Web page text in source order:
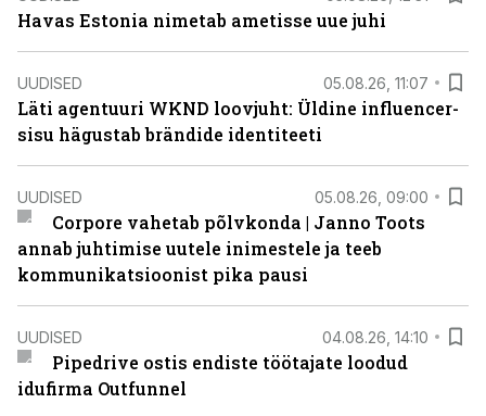
Havas Estonia nimetab ametisse uue juhi
UUDISED 05.08.26, 11:07
Läti agentuuri WKND loovjuht: Üldine influencer-
sisu hägustab brändide identiteeti
UUDISED 05.08.26, 09:00
Corpore vahetab põlvkonda | Janno Toots
annab juhtimise uutele inimestele ja teeb
kommunikatsioonist pika pausi
UUDISED 04.08.26, 14:10
Pipedrive ostis endiste töötajate loodud
idufirma Outfunnel